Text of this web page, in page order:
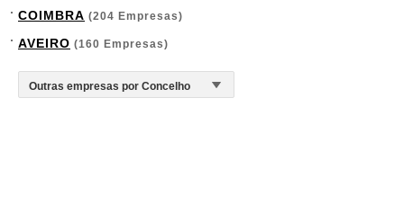
COIMBRA (204 Empresas)
AVEIRO (160 Empresas)